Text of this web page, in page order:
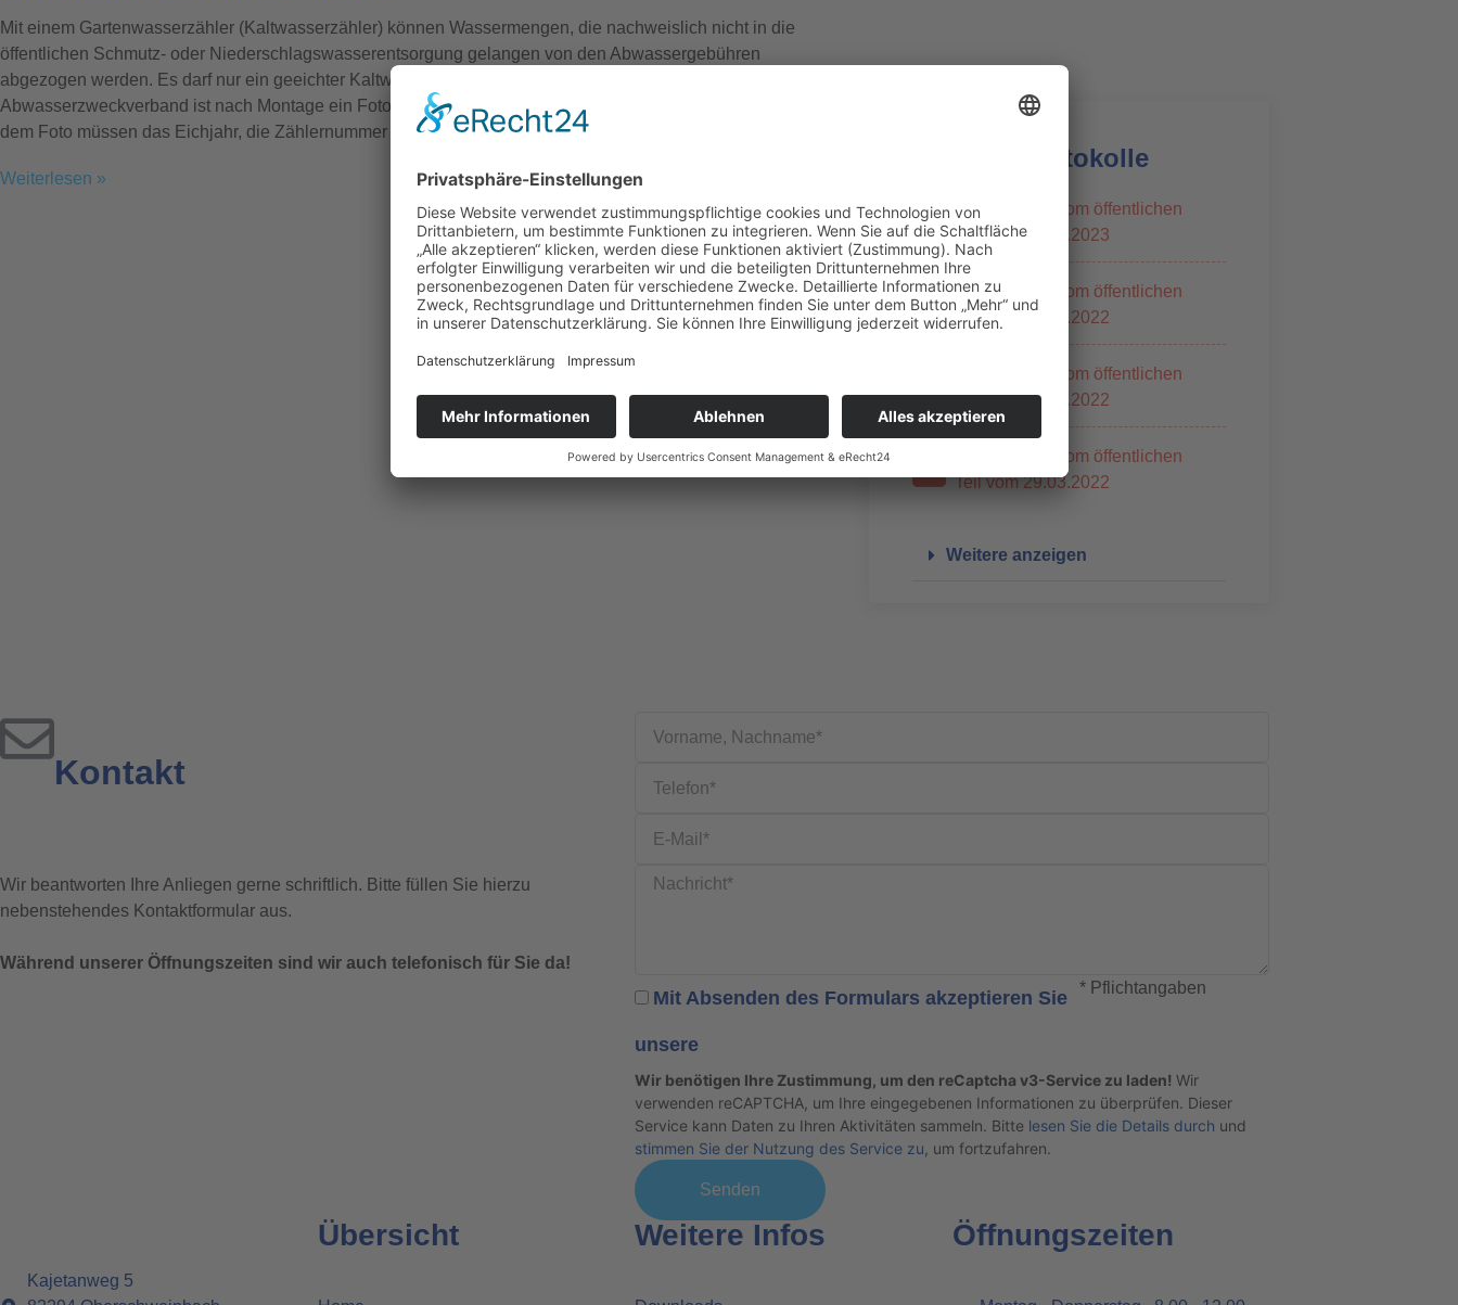
Mit einem Gartenwasserzähler (Kaltwasserzähler) können Wassermengen, die nachweislich nicht in die
öffentlichen Schmutz- oder Niederschlagswasserentsorgung gelangen von den Abwassergebühren
abgezogen werden. Es darf nur ein geeichter Kaltwasserzähler eingesetzt werden. Dem
Abwasserzweckverband ist nach Montage ein Foto des verbauten Kaltwasserzählers zuzusenden. Auf
dem Foto müssen das Eichjahr, die Zählernummer sowie der
Weiterlesen »
Sitzungsprotokolle
Niederschrift vom öffentlichen
Teil vom 28.03.2023
Niederschrift vom öffentlichen
Teil vom 25.10.2022
Niederschrift vom öffentlichen
Teil vom 27.07.2022
Niederschrift vom öffentlichen
Teil vom 29.03.2022
Weitere anzeigen
Kontakt
Wir beantworten Ihre Anliegen gerne schriftlich. Bitte füllen Sie hierzu
nebenstehendes Kontaktformular aus.
Während unserer Öffnungszeiten sind wir auch telefonisch für Sie da!
Mit Absenden des Formulars akzeptieren Sie
unsere
* Pflichtangaben
Wir benötigen Ihre Zustimmung, um den reCaptcha v3-Service zu laden! Wir
verwenden reCAPTCHA, um Ihre eingegebenen Informationen zu überprüfen. Dieser
Service kann Daten zu Ihren Aktivitäten sammeln. Bitte lesen Sie die Details durch und
stimmen Sie der Nutzung des Service zu , um fortzufahren.
Senden
Kajetanweg 5
Übersicht Weitere Infos Öffnungszeiten